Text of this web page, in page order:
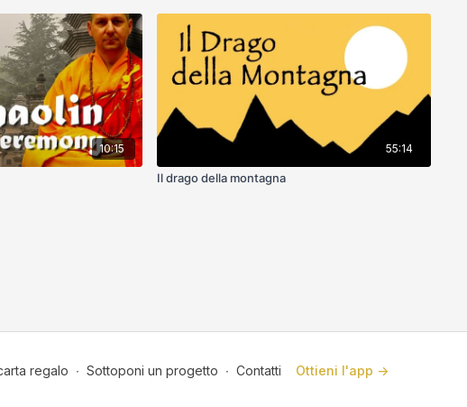
10:15 55:14
Il drago della montagna
regalo ∙ Sottoponi un progetto ∙ Contatti Ottieni l'app ->